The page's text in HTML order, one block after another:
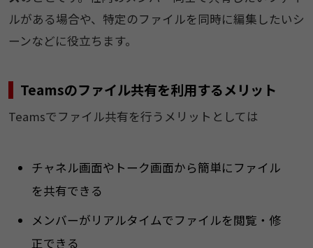
ルがある場合や、特定のファイルを同時に編集したいシ
ーンなどに役立ちます。
Teamsのファイル共有を利用するメリット
Teamsでファイル共有を行うメリットとしては
チャネル画面やトーク画面から簡単にファイル
を共有できる
メンバーがリアルタイムでファイルを閲覧・修
正できる